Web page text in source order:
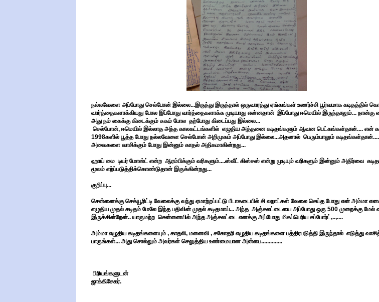
நல்லவேளை அப்போது செல்போன் இல்லை...இருந்து இருந்தால் ஒருவாரத்து ஏங்கங்கள் உணர்ச்சி பூர்வமாக கடிதத்தில்
வார்த்தைகளாக்கியது போல இப்போது வார்த்தைகளாக்க முடியாது என்னதான் இப்போது ஈமெயில் இருந்தாலும்... நான்கு
அது நம் கைக்கு கிடைக்கும் சுகம் போல தற்போது கிடைப்பது இல்லை...
செல்போன், ஈமெயில் இல்லாத அந்த காலகட்டங்களில் எழுதிய அத்தனை கடிதங்களும் ஆவன பெட்கங்கள்தான்.... என்
1998களில் பூத்த போது நல்லவேளை செல்போன் அறிமுகம் அப்போது இல்லை...அதனால் பெரும்பாலும் கடிதங்கள்தான்....
அவைகளை வாசிக்கும் போது இன்னும் காதல் அதிகமாகின்றது...
ஹாய் மை டியர் மோஸ்ட் என்ற ஆரம்பிக்கும் வரிகளும்....ஸ்வீட் கிஸ்சஸ் என்று முடியும் வரிகளும் இன்னும் அதிர்வை
மூலம் எற்ப்படுத்திக்கொண்டுதான் இருக்கின்றது...
குறிப்பு...
சென்னைக்கு செக்யூரிட்டி வேலைக்கு வந்து ஏமாற்றப்பட்டு பீடாகடையில் சி லநாட்கள் வேலை செய்த போது என் அம்மா
எழுதிய முதல் கடிதம் மேலே இந்த பதிவின் முதல் கடிதமாய்... அந்த அஞ்சலட்டையை அப்போது ஒரு 500 முறைக்கு மேல்
இருக்கின்றேன்.. யாருமற்ற சென்னையில் அந்த அஞ்சலட்டை எனக்கு அப்போது மிகப்பெரிய சப்போர்ட்,..,....
அம்மா எழுதிய கடிதங்களையும் , காதலி, மனைவி , சகோதரி எழுதிய கடிதங்களை பத்திரபடுத்தி இருந்தால் எடுத்து
பாருங்கள்... அது சொல்லும் அவர்கள் செலுத்திய உண்மையான அன்பை..............
பிரியங்களுடன்
ஜாக்கிசேகர்.